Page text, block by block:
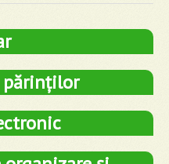
părinților